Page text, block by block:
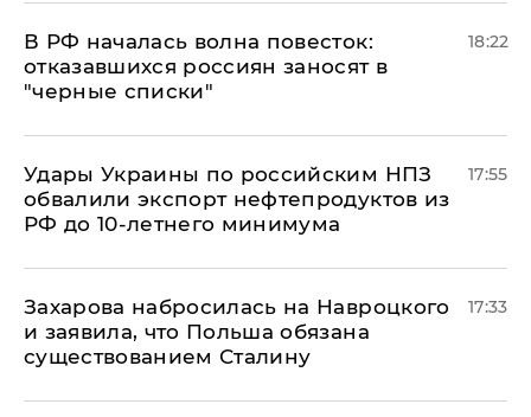
​В РФ началась волна повесток:
отказавшихся россиян заносят в
"черные списки"
18:22
Удары Украины по российским НПЗ
обвалили экспорт нефтепродуктов из
РФ до 10-летнего минимума
17:55
​Захарова набросилась на Навроцкого
и заявила, что Польша обязана
существованием Сталину
17:33